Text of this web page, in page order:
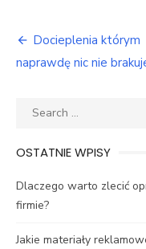
Nawigacja
wpisu
Docieplenia którym
naprawdę nic nie
Search
OSTATNIE WPISY
Dlaczego warto zlecić
firmie?
Jakie materiały